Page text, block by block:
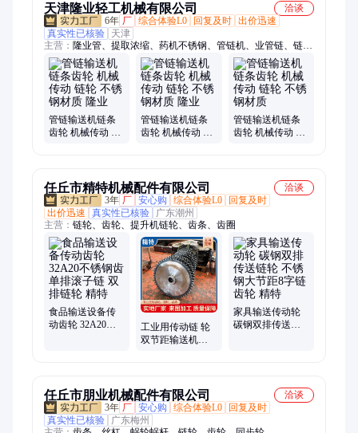
天津隆业轻工机械有限公司
洽谈
6年 厂 综合体验L0 回复及时 出价迅速
真实性已核验
天津
主营： 隆业管、提取浓缩、药机不锈钢、管链机、业管链、链机
管链、管链式输送机、不锈钢储罐、精油萃取机组
管链输送机链条
齿轮 机械传动 链
管链输送机链条
齿轮 机械传动 链
管链输送机链条
齿轮 机械传动 链
任丘市精特机械配件有限公司
洽谈
3年 厂 安心购 综合体验L0
回复及时
出价迅速
真实性已核验
广东潮州
主营： 链轮、齿轮、提升机链轮、齿条、齿圈
食品输送设备传
动齿轮 32A20不
工业用传动链 轮
双节距输送机滚
家具输送传动轮
碳钢双排传送链
任丘市朋业机械配件有限公司
洽谈
3年 厂 安心购 综合体验L0
回复及时
真实性已核验
广东梅州